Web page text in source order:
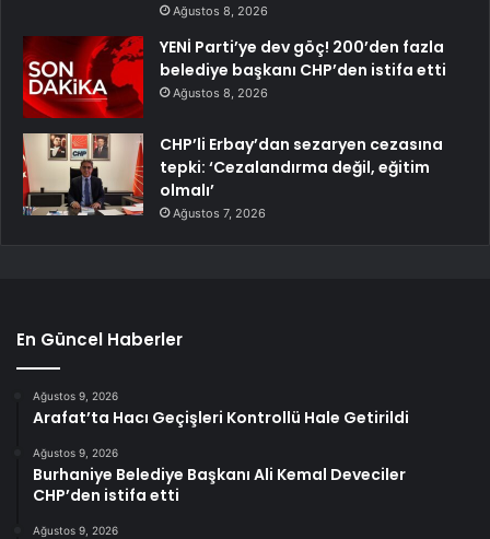
Ağustos 8, 2026
YENİ Parti’ye dev göç! 200’den fazla
belediye başkanı CHP’den istifa etti
Ağustos 8, 2026
CHP’li Erbay’dan sezaryen cezasına
tepki: ‘Cezalandırma değil, eğitim
olmalı’
Ağustos 7, 2026
En Güncel Haberler
Ağustos 9, 2026
Arafat’ta Hacı Geçişleri Kontrollü Hale Getirildi
Ağustos 9, 2026
Burhaniye Belediye Başkanı Ali Kemal Deveciler
CHP’den istifa etti
Ağustos 9, 2026